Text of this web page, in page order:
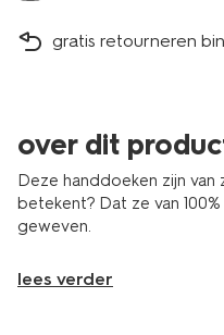
gratis retourneren
over dit
Deze handdoeken zijn van
betekent? Dat ze van
geweven.
lees verder